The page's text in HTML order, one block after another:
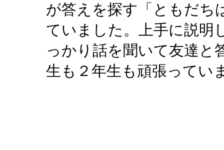
が答えを探す「ともだち
ていました。上手に説明
っかり話を聞いて友達と
生も２年生も頑張ってい